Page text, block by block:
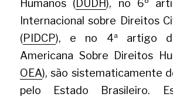
Humanos (DUDH), no 6º
Internacional sobre Direitos
(PIDCP), e no 4ª artigo
Americana Sobre Direitos
OEA), são sistematicamente
pelo Estado Brasileiro.